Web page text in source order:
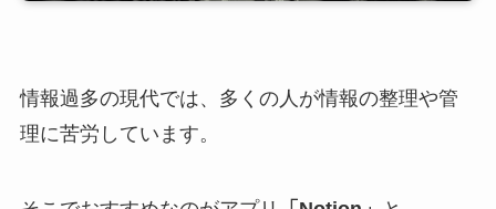
情報過多の現代では、多くの人が情報の整理や管
理に苦労しています。